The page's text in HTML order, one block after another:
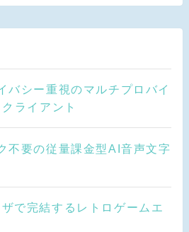
シー重視のマルチプロバイ
ライアント
要の従量課金型AI音声文字
で完結するレトロゲームエ